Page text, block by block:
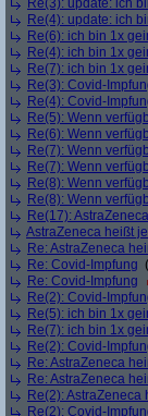
Re(3): update: ich
Re(4): update: ich
Re(6): ich bin 1x
Re(4): ich bin 1x
Re(7): ich bin 1x
Re(3): Covid-
Re(4): Covid-
Re(5): Wenn
Re(6): Wenn
Re(7): Wenn
Re(7): Wenn
Re(8): Wenn
Re(8): Wenn
Re(17):
AstraZeneca heißt
Re: AstraZeneca
Re: Covid-Impfung (
Re: Covid-Impfung
Re(2): Covid-
Re(5): ich bin 1x
Re(7): ich bin 1x
Re(2): Covid-
Re: AstraZeneca
Re: AstraZeneca
Re(2): AstraZeneca
Re(2): Covid-